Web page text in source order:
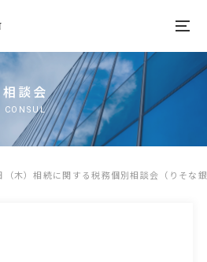
相談会
CONSUL
（木）相続に関する税務個別相談会（りそな